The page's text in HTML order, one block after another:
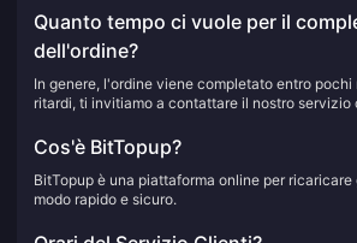
Quanto tempo ci vuole per il
dell'ordine?
In genere, l'ordine viene completato entro pochi
ritardi, ti invitiamo a contattare il nostro servizio
Cos'è BitTopup?
BitTopup è una piattaforma online per
modo rapido e sicuro.